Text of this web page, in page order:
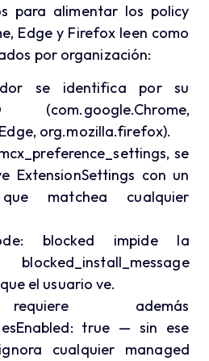
para alimentar los policy
Edge y Firefox leen como
por organización:
se identifica por su
org.mozilla.firefox).
se
ExtensionSettings con un
matchea cualquier
blocked impide la
el usuario ve.
además
true — sin ese
cualquier managed